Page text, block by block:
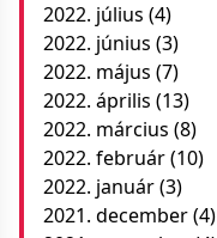
2022. július (4)
2022. június (3)
2022. május (7)
2022. április (13)
2022. március (8)
2022. február(10)
2022. január(3)
2021. december(4)